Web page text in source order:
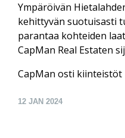
Ympäröivän
kehittyvän suotuisasti
parantaa kohteiden
CapMan Real Estaten
CapMan osti kiinteistöt
12 JAN 2024